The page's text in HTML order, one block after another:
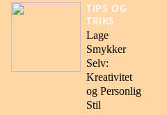
TIPS OG
TRIKS
Lage
Smykker
Selv:
Kreativitet
og Personlig
Stil